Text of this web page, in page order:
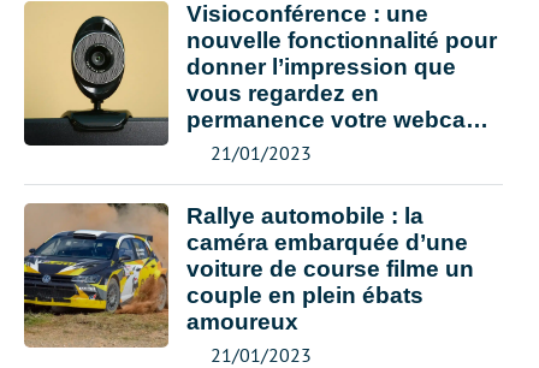
Visioconférence : une
nouvelle fonctionnalité pour
donner l’impression que
vous regardez en
permanence votre webcam
et vos interlocuteurs
21/01/2023
Rallye automobile : la
caméra embarquée d’une
voiture de course filme un
couple en plein ébats
amoureux
21/01/2023